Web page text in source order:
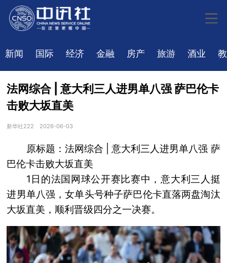
新闻 国际 经济 金融 房产 旅游 酒业
法网综合 | 意大利三人进男单八强 萨巴伦卡
击败大坂直美
新华社222 2026-06-03
原标题：法网综合 | 意大利三人进男单八强 萨
巴伦卡击败大坂直美
1日的法国网球公开赛比赛中，意大利三人挺
进男单八强，女单头号种子萨巴伦卡直落两盘淘汰
大坂直美，顺利晋级四分之一决赛。